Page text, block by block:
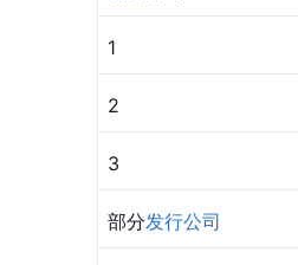
1
2
3
部分发行公司